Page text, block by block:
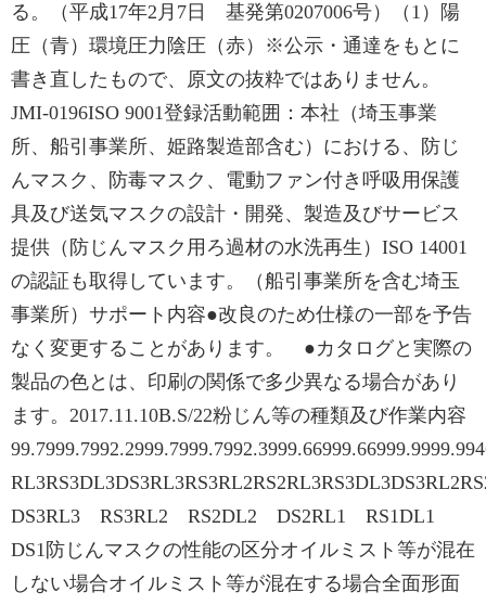
る。（平成17年2月7日 基発第0207006号）（1）陽
圧（青）環境圧力陰圧（赤）※公示・通達をもとに
書き直したもので、原文の抜粋ではありません。
JMI-0196ISO 9001登録活動範囲：本社（埼玉事業
所、船引事業所、姫路製造部含む）における、防じ
んマスク、防毒マスク、電動ファン付き呼吸用保護
具及び送気マスクの設計・開発、製造及びサービス
提供（防じんマスク用ろ過材の水洗再生）ISO 14001
の認証も取得しています。（船引事業所を含む埼玉
事業所）サポート内容●改良のため仕様の一部を予告
なく変更することがあります。 ●カタログと実際の
製品の色とは、印刷の関係で多少異なる場合があり
ます。2017.11.10B.S/22粉じん等の種類及び作業内容
DS3RL3 RS3RL2 RS2DL2 DS2RL1 RS1DL1
DS1防じんマスクの性能の区分オイルミスト等が混在
しない場合オイルミスト等が混在する場合全面形面